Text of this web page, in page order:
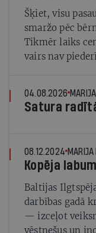
Šķiet, visu
smaržo pēc
Tikmēr laiks
vairs nav
04.08.2026
Satura
08.12.2024 MARIJA
Kopēja
Baltijas
darbības gadā
— izceļot
vēstnešus un